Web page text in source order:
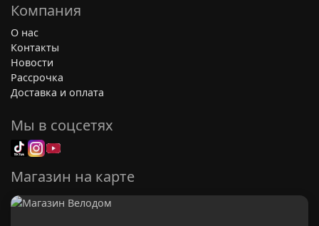
Компания
О нас
Контакты
Новости
Рассрочка
Доставка и оплата
Мы в соцсетях
Магазин на карте